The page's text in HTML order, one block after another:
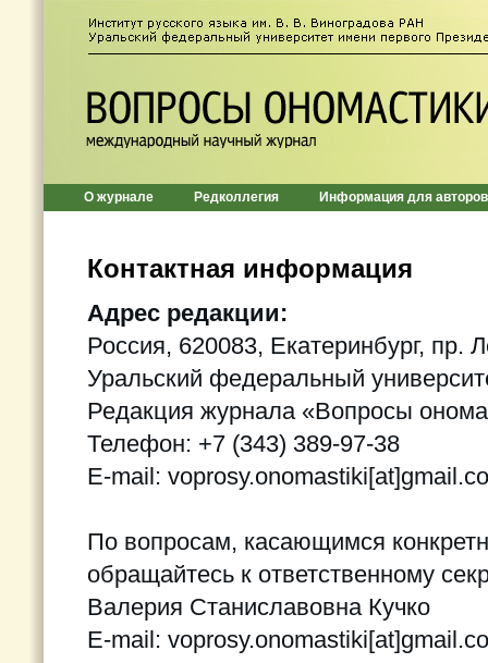
О журнале Редколлегия Информация для авторов
Контактная информация
Адрес редакции:
Россия, 620083, Екатеринбург, пр.
Уральский федеральный
Редакция журнала «Вопросы
Телефон: +7 (343) 389-97-38
E-mail:
По вопросам, касающимся
обращайтесь к ответственному
Валерия Станиславовна Кучко
E-mail: